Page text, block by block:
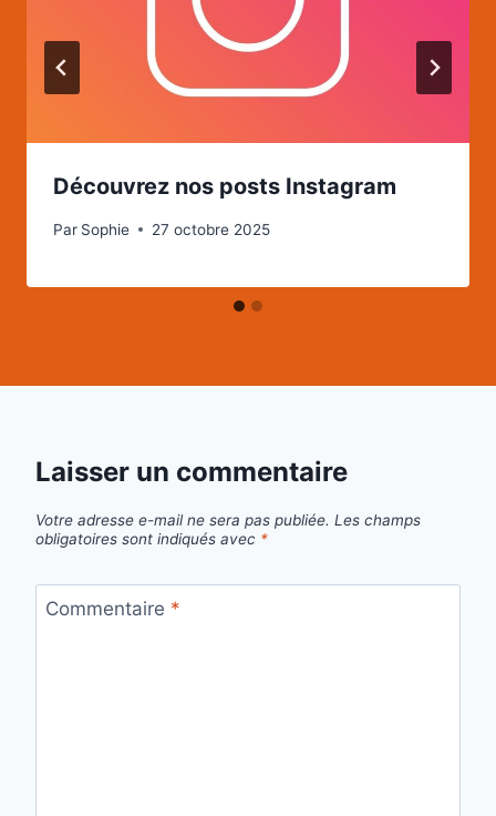
Découvrez nos posts Instagram
Par Sophie 27 octobre 2025
Laisser un commentaire
Votre adresse e-mail ne sera pas publiée. Les champs
obligatoires sont indiqués avec *
Commentaire *